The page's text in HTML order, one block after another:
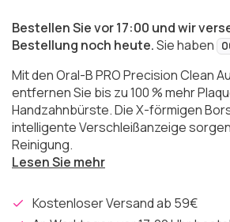
Bestellen Sie vor 17:00 und wir
Bestellung noch heute.Sie haben
Mit den Oral-B PRO Precision Clean
entfernen Sie bis zu 100 % mehr
Handzahnbürste. Die X-förmigen
intelligente Verschleißanzeige
Reinigung.
Lesen Sie mehr
Kostenloser Versand ab 59€